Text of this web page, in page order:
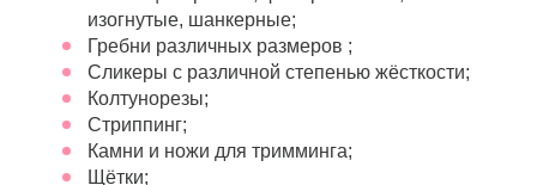
изогнутые, шанкерные;
Гребни различных размеров ;
Сликеры с различной степенью жёсткости;
Колтунорезы;
Стриппинг;
Камни и ножи для тримминга;
Щётки;